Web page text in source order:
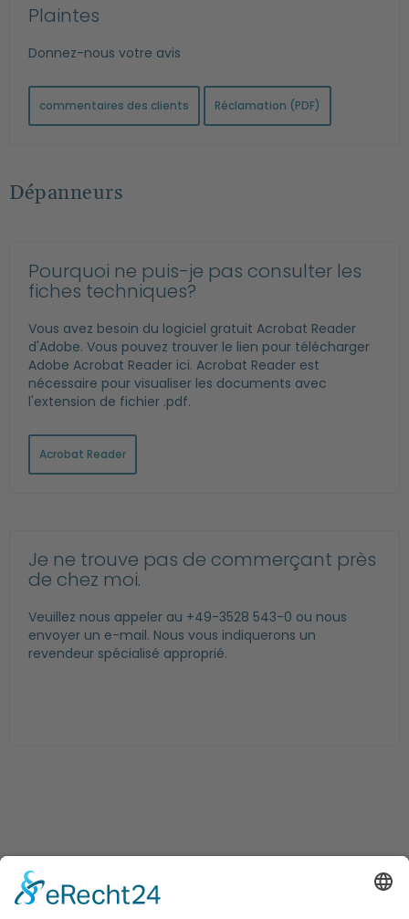
Plaintes
Donnez-nous votre avis
commentaires des clients Réclamation (PDF)
Dépanneurs
Pourquoi ne puis-je pas consulter les
fiches techniques?
Vous avez besoin du logiciel gratuit Acrobat Reader
d'Adobe. Vous pouvez trouver le lien pour télécharger
Adobe Acrobat Reader ici. Acrobat Reader est
nécessaire pour visualiser les documents avec
l'extension de fichier .pdf.
Acrobat Reader
Je ne trouve pas de commerçant près
de chez moi.
Veuillez nous appeler au +49-3528 543-0 ou nous
envoyer un e-mail. Nous vous indiquerons un
revendeur spécialisé approprié.